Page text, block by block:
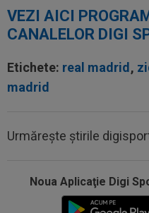
VEZI AICI
CANALELOR DIGI
Etichete: real madrid,
madrid
Urmărește știrile
Noua Aplicaţie Digi
lovitură: atacantul de
Debut la CFR Cluj